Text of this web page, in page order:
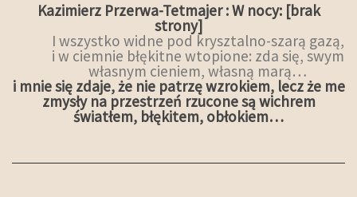
Kazimierz Przerwa-Tetmajer : W nocy: [brak
strony]
I wszystko widne pod krysztalno-szarą gazą,
i w ciemnie błękitne wtopione: zda się, swym
własnym cieniem, własną marą…
i mnie się zdaje, że nie patrzę wzrokiem, lecz że me
zmysły na przestrzeń rzucone są wichrem
światłem, błękitem, obłokiem…